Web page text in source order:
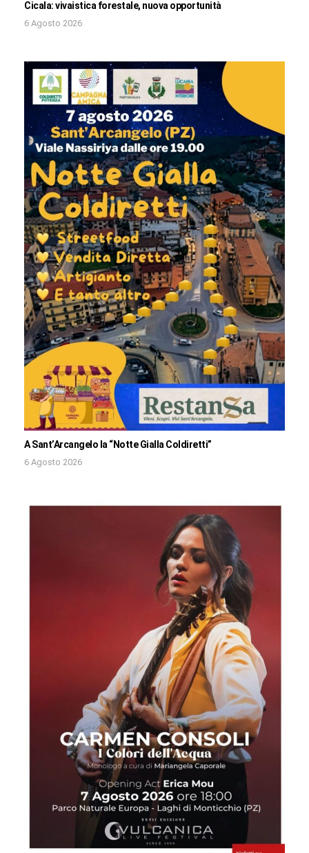
Cicala: vivaistica forestale, nuova opportunità
6 Agosto 2026
A Sant’Arcangelo la “Notte Gialla Coldiretti”
6 Agosto 2026